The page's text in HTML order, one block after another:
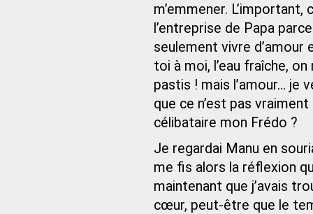
m’emmener.
l’entreprise de Papa
seulement vivre d’amour
toi à moi, l’eau fraîche,
pastis ! mais l’amour… je
que ce n’est pas
célibataire mon Frédo ?
Je regardai Manu en
me fis alors la réflexion
maintenant que j’avais
cœur, peut-être que le